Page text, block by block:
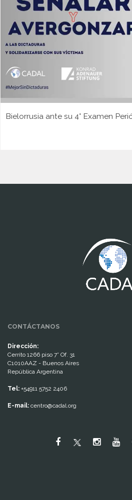
Bielorrusia ante su 4° Examen
CONTÁCTANOS
Dirección:
Cerrito 1266 piso 7° Of. 31
C1010AAZ - Buenos Aires
República Argentina
Tel: +54911 5752 2406
E-mail: centro@cadal.org